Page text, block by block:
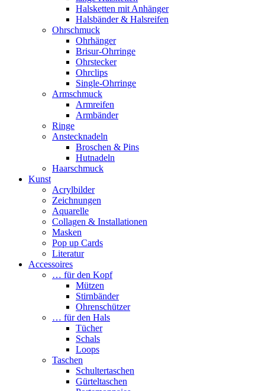
Halsketten mit Anhänger
Halsbänder & Halsreifen
Ohrschmuck
Ohrhänger
Brisur-Ohrringe
Ohrstecker
Ohrclips
Single-Ohrringe
Armschmuck
Armreifen
Armbänder
Ringe
Anstecknadeln
Broschen & Pins
Hutnadeln
Haarschmuck
Kunst
Acrylbilder
Zeichnungen
Aquarelle
Collagen & Installationen
Masken
Pop up Cards
Literatur
Accessoires
… für den Kopf
Mützen
Stirnbänder
Ohrenschützer
… für den Hals
Tücher
Schals
Loops
Taschen
Schultertaschen
Gürteltaschen